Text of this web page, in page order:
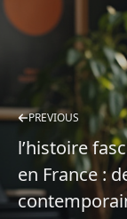
PREVIOUS
l’histoire
en France :